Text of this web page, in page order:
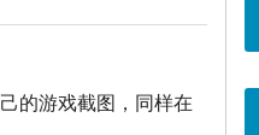
的游戏截图，同样在